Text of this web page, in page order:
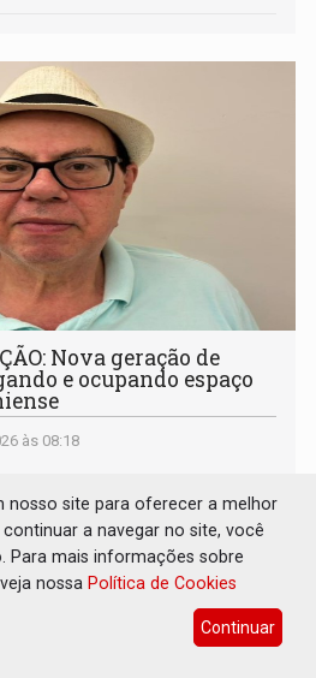
Nova geração de
e ocupando espaço
às 08:18
nosso site para oferecer a melhor
a navegar no site, você
Para mais informações sobre
nossa Política de Cookies
Continuar